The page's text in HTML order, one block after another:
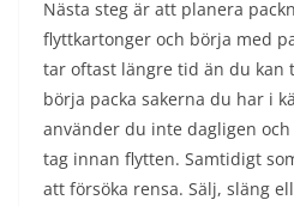
Nästa steg är att planera
flyttkartonger och börja med
tar oftast längre tid än du kan
börja packa sakerna du har i
använder du inte dagligen
tag innan flytten. Samtidigt
att försöka rensa. Sälj, släng